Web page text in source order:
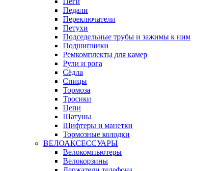
Педали
Переключатели
Петухи
Подседельные трубы и зажимы к ним
Подшипники
Ремкомплекты для камер
Рули и рога
Сёдла
Спицы
Тормоза
Тросики
Цепи
Шатуны
Шифтеры и манетки
Тормозные колодки
ВЕЛОАКСЕССУАРЫ
Велокомпьютеры
Велокорзины